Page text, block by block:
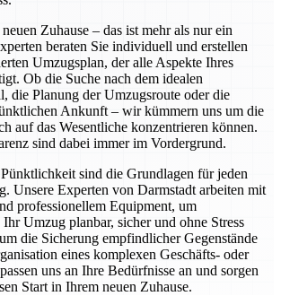
Zuhause – das ist mehr als nur ein
beraten Sie individuell und erstellen
Umzugsplan, der alle Aspekte Ihres
Ob die Suche nach dem idealen
die Planung der Umzugsroute oder die
Ankunft – wir kümmern uns um die
auf das Wesentliche konzentrieren können.
sind dabei immer im Vordergrund.
sind die Grundlagen für jeden
Unsere Experten von Darmstadt arbeiten mit
professionellem Equipment, um
Ihr Umzug planbar, sicher und ohne Stress
die Sicherung empfindlicher Gegenstände
eines komplexen Geschäfts- oder
uns an Ihre Bedürfnisse an und sorgen
Start in Ihrem neuen Zuhause.